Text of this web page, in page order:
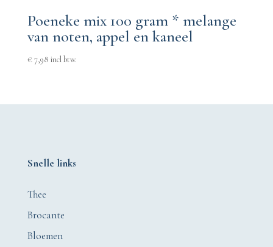
Poeneke mix 100 gram * melange
van noten, appel en kaneel
€7,98 incl btw.
Snelle links
Thee
Brocante
Bloemen